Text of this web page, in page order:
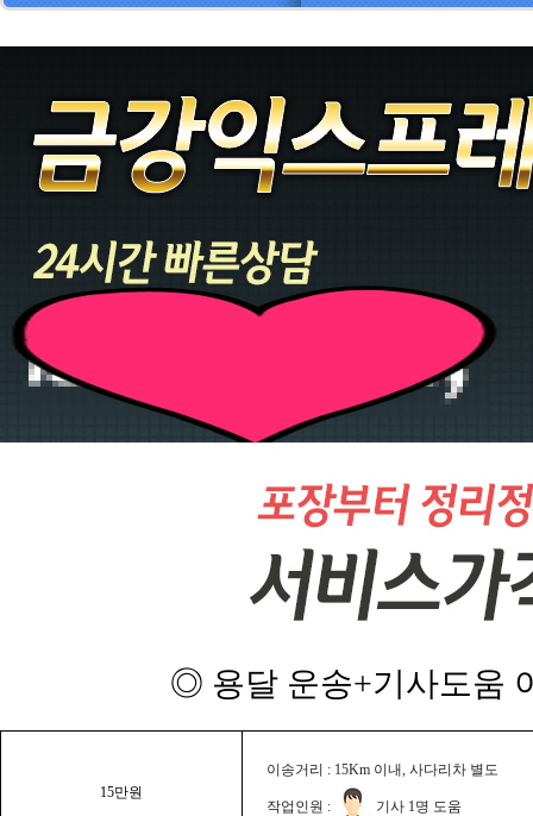
◎ 용달 운송+기사도움
15만원
이송거리 : 15Km 이내, 사다리차 별도
작업인원 : 기사 1명 도움